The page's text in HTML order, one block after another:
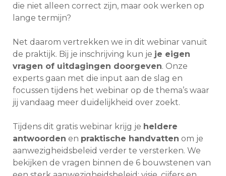
die niet alleen correct zijn, maar ook werken op
lange termijn?
Net daarom vertrekken we in dit webinar vanuit
de praktijk. Bij je inschrijving kun je je eigen
vragen of uitdagingen doorgeven. Onze
experts gaan met die input aan de slag en
focussen tijdens het webinar op de thema’s waar
jij vandaag meer duidelijkheid over zoekt.
Tijdens dit gratis webinar krijg je heldere
antwoorden en praktische handvatten om je
aanwezigheidsbeleid verder te versterken. We
bekijken de vragen binnen de 6 bouwstenen van